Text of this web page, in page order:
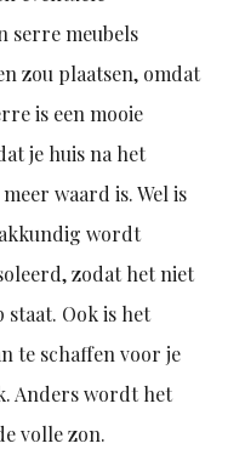
serre meubels
zou plaatsen, omdat
is een mooie
je huis na het
waard is. Wel is
wordt
zodat het niet
Ook is het
te schaffen voor je
Anders wordt het
volle zon.